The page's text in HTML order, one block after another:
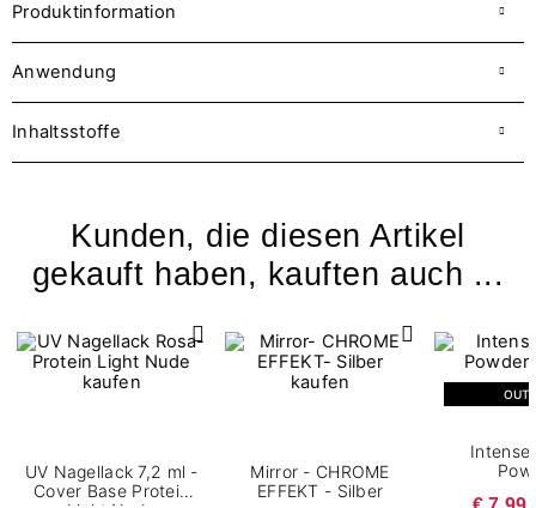
Produktinformation
Anwendung
Inhaltsstoffe
Kunden, die diesen Artikel
gekauft haben, kauften auch ...
UV Nagellack 7,2 ml -
Cover Base Protein
Mirror - CHROME
EFFEKT - Silber
Intense